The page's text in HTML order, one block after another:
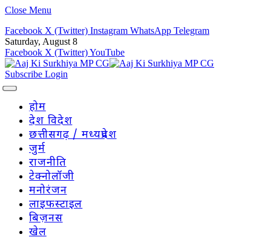
Close Menu
Facebook X (Twitter) Instagram WhatsApp Telegram
Saturday, August 8
Facebook X (Twitter)YouTube
Subscribe Login
होम
देश विदेश
छत्तीसगढ़ / मध्यप्रदेश
जुर्म
राजनीति
टेक्नोलॉजी
मनोरंजन
लाइफस्टाइल
बिज़नस
खेल